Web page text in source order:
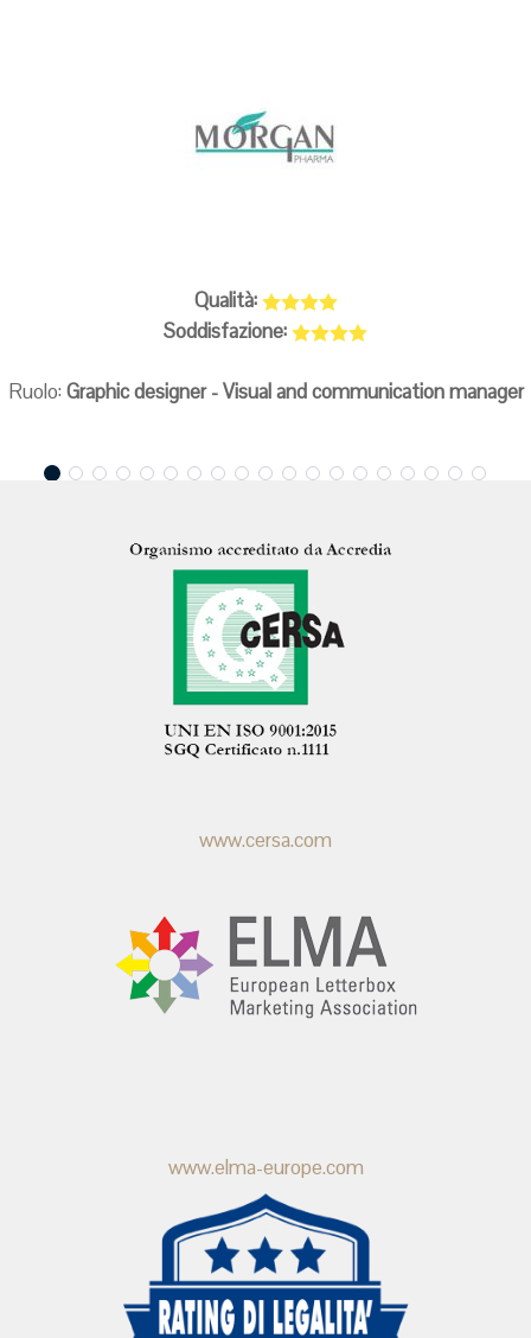
Qualità:
Soddisfazione:
Ruolo: Graphic designer - Visual and communication manager
www.cersa.com
www.elma-europe.com